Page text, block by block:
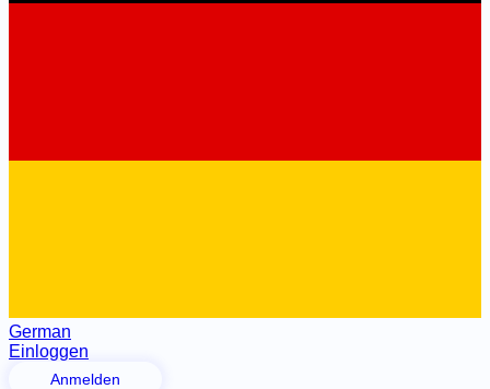
German
Einloggen
Anmelden